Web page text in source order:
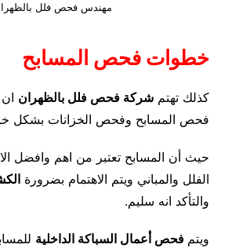
مهندس فحص فلل
خطوات فحص المسابح
كذلك تهتم شركة فحص فلل بالظهران
فحص المسابح وفحص الخزانات بشكل
حيث أن المسابح تعتبر من اهم وافضل
الفلل والمباني ويتم الاهتمام بضرورة
والتأكد انه سليم.
ويتم فحص أعمال السباكة الداخلية